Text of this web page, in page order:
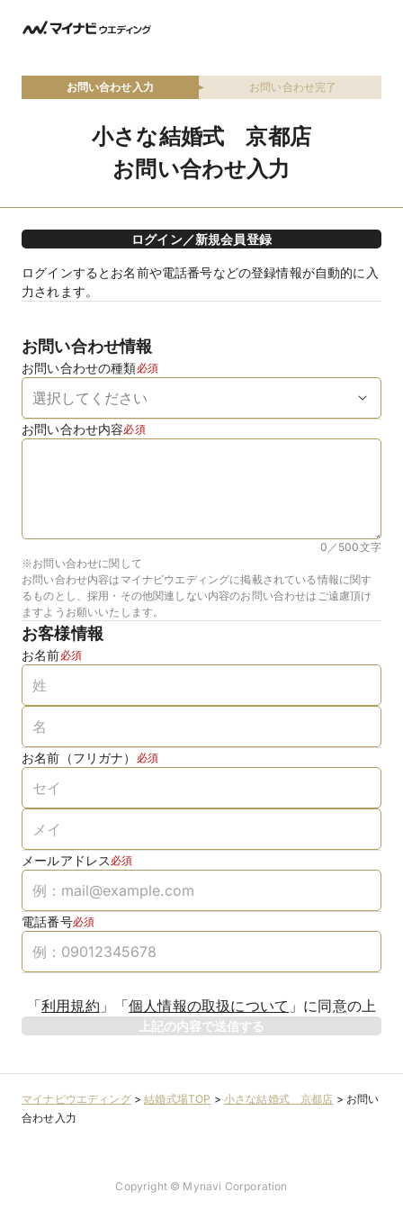
お問い合わせ入力 お問い合わせ完了
小さな結婚式 京都店
お問い合わせ入力
ログイン／新規会員登録
ログインするとお名前や電話番号などの登録情報が自動的に入
力されます。
お問い合わせ情報
お問い合わせの種類必須
お問い合わせ内容必須
0／500文字
※お問い合わせに関して
お問い合わせ内容はマイナビウエディングに掲載されている情報に関す
るものとし、採用・その他関連しない内容のお問い合わせはご遠慮頂け
ますようお願いいたします。
お客様情報
お名前必須
お名前（フリガナ） 必須
メールアドレス 必須
電話番号必須
「利用規約 」 「個人情報の取扱について 」 に同意の上
上記の内容で送信する
マイナビウエディング>結婚式場TOP > 小さな結婚式 京都店 > お問い
合わせ入力
Copyright © Mynavi Corporation